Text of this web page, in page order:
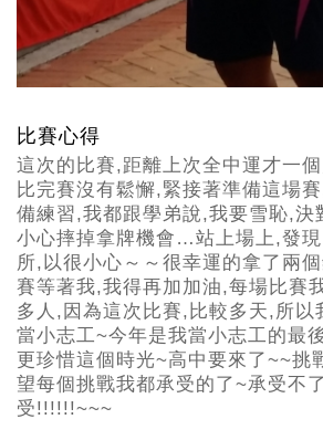
比賽心得
這次的比賽,距離上次全中運才一
比完賽沒有鬆懈,緊接著準備這場
備練習,我都跟學弟說,我要雪恥,決
小心摔掉拿牌機會…站上場上,發
所,以很小心～～很幸運的拿了兩
賽等著我,我得再加加油,每場比賽
多人,因為這次比賽,比較多天,所以
當小志工~今年是我當小志工的最
更珍惜這個時光~高中要來了~~挑
望每個挑戰我都承受的了~承受不
受!!!!!!~~~